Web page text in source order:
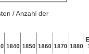
/ Anzahl der
1840 1850 1860 1870 1880